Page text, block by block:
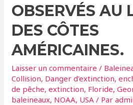
OBSERVÉS AU
DES CÔTES
AMÉRICAINES.
Laisser un commentaire /
Collision, Danger d'extinction,
de pêche,extinction, Floride,
baleineaux, NOAA, USA / Par